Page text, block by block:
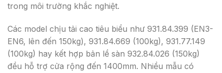
trong môi trường khắc nghiệt.
Các model chịu tải cao tiêu biểu như 931.84.399 (EN3-
EN6, lên đến 150kg), 931.84.669 (100kg), 931.77.149
(100kg) hay kết hợp bản lề sàn 932.84.026 (150kg)
đều hỗ trợ cửa rộng đến 1400mm. Nhiều mẫu có